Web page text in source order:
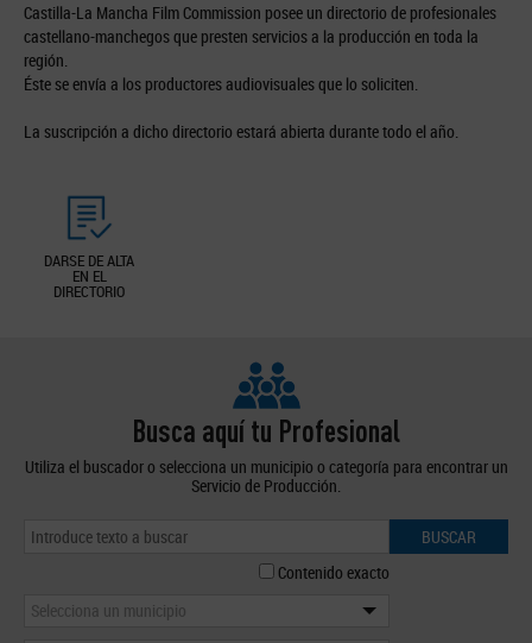
Castilla-La Mancha Film Commission posee un directorio de profesionales
castellano-manchegos que presten servicios a la producción en toda la
región.
Éste se envía a los productores audiovisuales que lo soliciten.
La suscripción a dicho directorio estará abierta durante todo el año.
DARSE DE ALTA
EN EL
DIRECTORIO
Busca aquí tu Profesional
Utiliza el buscador o selecciona un municipio o categoría para encontrar un
Servicio de Producción.
BUSCAR
Contenido exacto
Selecciona un municipio